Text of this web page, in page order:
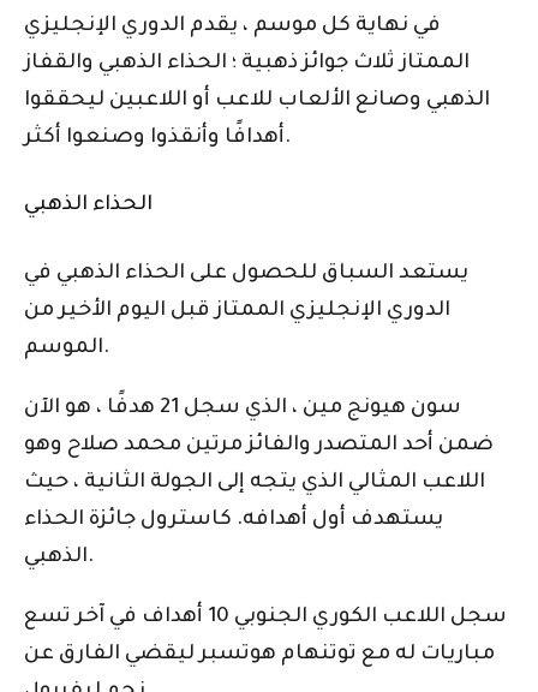
في نهاية كل موسم ، يقدم الدوري الإنجليزي
الممتاز ثلاث جوائز ذهبية ؛ الحذاء الذهبي والقفاز
الذهبي وصانع الألعاب للاعب أو اللاعبين ليحققوا
أهدافًا وأنقذوا وصنعوا أكثر.
الحذاء الذهبي
يستعد السباق للحصول على الحذاء الذهبي في
الدوري الإنجليزي الممتاز قبل اليوم الأخير من
الموسم.
سون هيونج مين ، الذي سجل 21 هدفًا ، هو الآن
ضمن أحد المتصدر والفائز مرتين محمد صلاح وهو
اللاعب المثالي الذي يتجه إلى الجولة الثانية ، حيث
يستهدف أول أهدافه. كاسترول جائزة الحذاء
الذهبي.
سجل اللاعب الكوري الجنوبي 10 أهداف في آخر تسع
مباريات له مع توتنهام هوتسبر ليقضي الفارق عن